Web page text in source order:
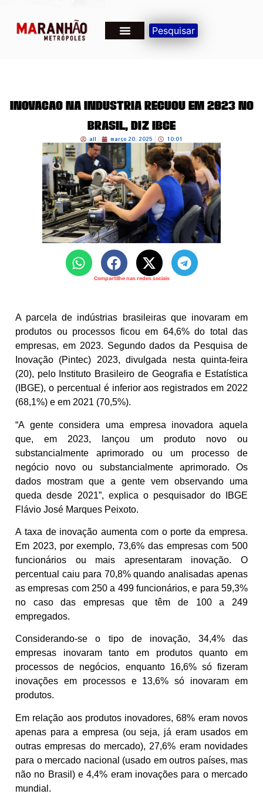
Pesquisar
Inovação na indústria recuou em 2023 no
Brasil, diz IBGE
all março 20, 2025 10:01
Compartilhe nas redes sociais
A parcela de indústrias brasileiras que inovaram em
produtos ou processos ficou em 64,6% do total das
empresas, em 2023. Segundo dados da Pesquisa de
Inovação (Pintec) 2023, divulgada nesta quinta-feira
(20), pelo Instituto Brasileiro de Geografia e Estatística
(IBGE), o percentual é inferior aos registrados em 2022
(68,1%) e em 2021 (70,5%).
“A gente considera uma empresa inovadora aquela
que, em 2023, lançou um produto novo ou
substancialmente aprimorado ou um processo de
negócio novo ou substancialmente aprimorado. Os
dados mostram que a gente vem observando uma
queda desde 2021”, explica o pesquisador do IBGE
Flávio José Marques Peixoto.
A taxa de inovação aumenta com o porte da empresa.
Em 2023, por exemplo, 73,6% das empresas com 500
funcionários ou mais apresentaram inovação. O
percentual caiu para 70,8% quando analisadas apenas
as empresas com 250 a 499 funcionários, e para 59,3%
no caso das empresas que têm de 100 a 249
empregados.
Considerando-se o tipo de inovação, 34,4% das
empresas inovaram tanto em produtos quanto em
processos de negócios, enquanto 16,6% só fizeram
inovações em processos e 13,6% só inovaram em
produtos.
Em relação aos produtos inovadores, 68% eram novos
apenas para a empresa (ou seja, já eram usados em
outras empresas do mercado), 27,6% eram novidades
para o mercado nacional (usado em outros países, mas
não no Brasil) e 4,4% eram inovações para o mercado
mundial.